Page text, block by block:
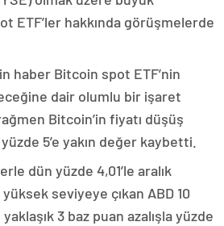
ETF’ler hakkında görüşmelerde
haber Bitcoin spot ETF’nin
dair olumlu bir işaret
Bitcoin’in fiyatı düşüş
5’e yakın değer kaybetti.
dün yüzde 4,01’le aralık
seviyeye çıkan ABD 10
3 baz puan azalışla yüzde